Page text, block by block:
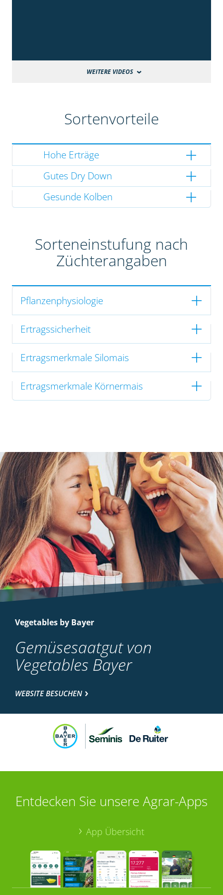
WEITERE VIDEOS
Sortenvorteile
Hohe Erträge
Gutes Dry Down
Gesunde Kolben
Sorteneinstufung nach
Züchterangaben
Pflanzenphysiologie
Ertragssicherheit
Ertragsmerkmale Silomais
Ertragsmerkmale Körnermais
Vegetables by Bayer
Gemüsesaatgut von
Vegetables Bayer
WEBSITE BESUCHEN
Entdecken Sie unsere Agrar-Apps
App Übersicht